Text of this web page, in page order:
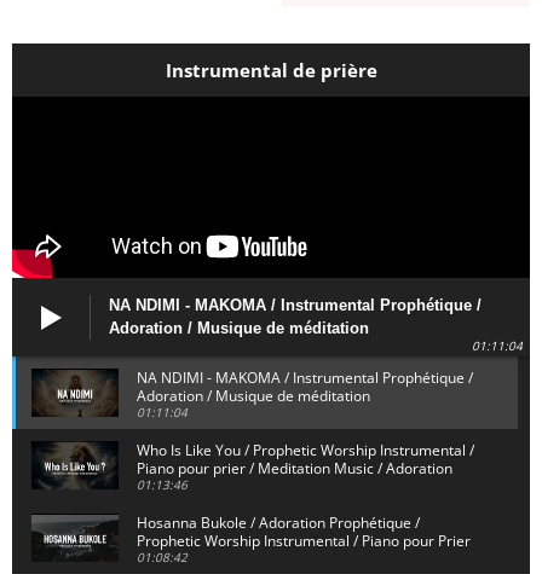
Instrumental de prière
NA NDIMI - MAKOMA / Instrumental Prophétique /
Adoration / Musique de méditation
01:11:04
NA NDIMI - MAKOMA / Instrumental Prophétique /
Adoration / Musique de méditation
01:11:04
Who Is Like You / Prophetic Worship Instrumental /
Piano pour prier / Meditation Music / Adoration
01:13:46
Hosanna Bukole / Adoration Prophétique /
Prophetic Worship Instrumental / Piano pour Prier
01:08:42